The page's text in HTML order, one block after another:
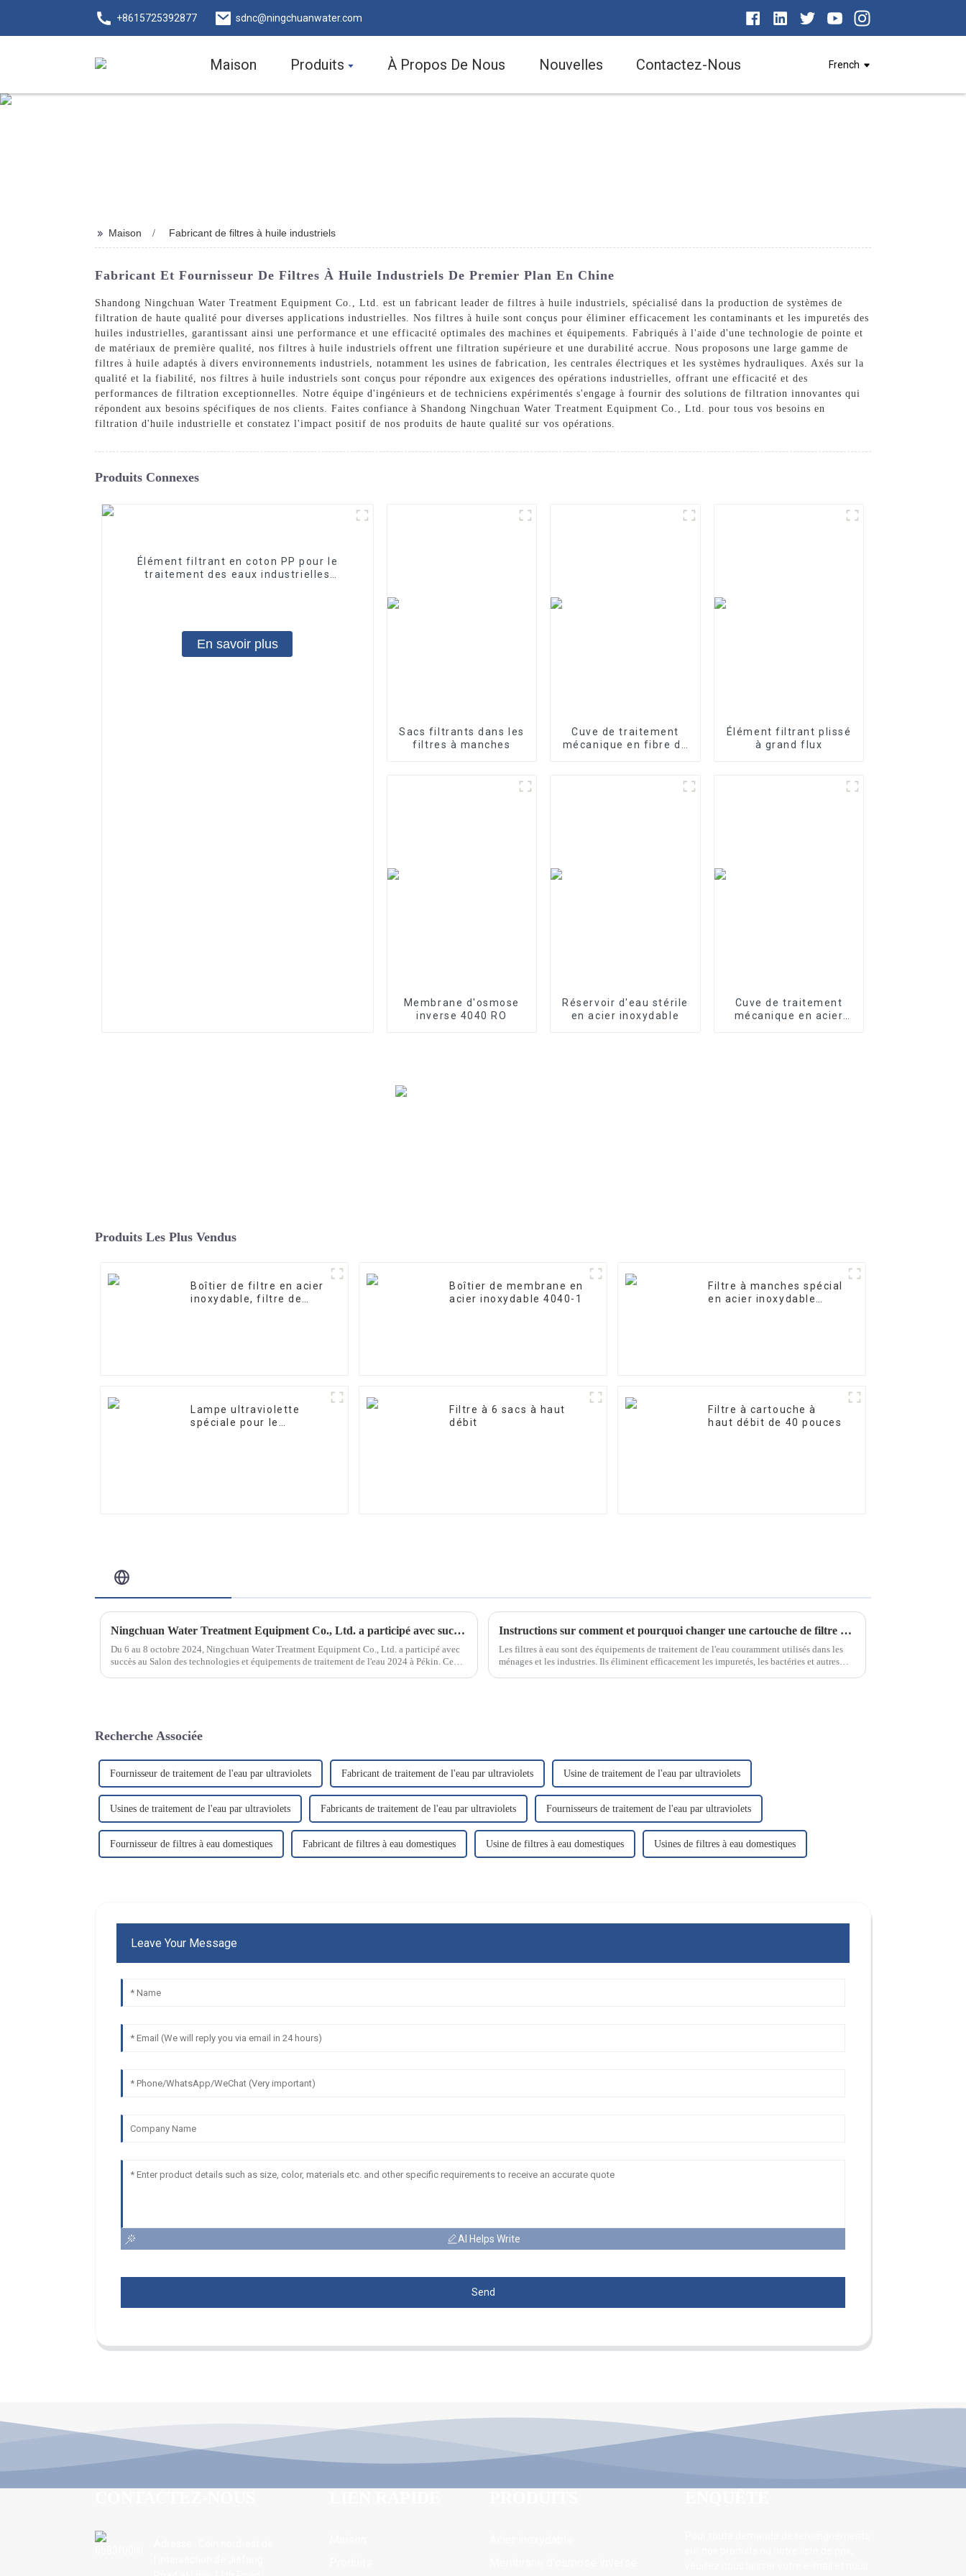
+8615725392877 sdnc@ningchuanwater.com
Maison Produits À Propos De Nous Nouvelles Contactez-Nous French
>> Maison Fabricant de filtres à huile industriels
Fabricant Et Fournisseur De Filtres À Huile Industriels De Premier Plan En Chine
Shandong Ningchuan Water Treatment Equipment Co., Ltd. est un fabricant leader de filtres à huile industriels, spécialisé dans la production de systèmes de
filtration de haute qualité pour diverses applications industrielles. Nos filtres à huile sont conçus pour éliminer efficacement les contaminants et les impuretés des
huiles industrielles, garantissant ainsi une performance et une efficacité optimales des machines et équipements. Fabriqués à l'aide d'une technologie de pointe et
de matériaux de première qualité, nos filtres à huile industriels offrent une filtration supérieure et une durabilité accrue. Nous proposons une large gamme de
filtres à huile adaptés à divers environnements industriels, notamment les usines de fabrication, les centrales électriques et les systèmes hydrauliques. Axés sur la
qualité et la fiabilité, nos filtres à huile industriels sont conçus pour répondre aux exigences des opérations industrielles, offrant une efficacité et des
performances de filtration exceptionnelles. Notre équipe d'ingénieurs et de techniciens expérimentés s'engage à fournir des solutions de filtration innovantes qui
répondent aux besoins spécifiques de nos clients. Faites confiance à Shandong Ningchuan Water Treatment Equipment Co., Ltd. pour tous vos besoins en
filtration d'huile industrielle et constatez l'impact positif de nos produits de haute qualité sur vos opérations.
Produits Connexes
Élément filtrant en coton PP pour le
traitement des eaux industrielles
En savoir plus
Sacs filtrants dans les
filtres à manches
Cuve de traitement
mécanique en fibre de
Élément filtrant plissé
à grand flux
Membrane d'osmose
inverse 4040 RO
Réservoir d'eau stérile
en acier inoxydable
Cuve de traitement
mécanique en acier
Produits Les Plus Vendus
Boîtier de filtre en acier
inoxydable, filtre de
Boîtier de membrane en
acier inoxydable 4040-1
Filtre à manches spécial
en acier inoxydable
Lampe ultraviolette
spéciale pour le
Filtre à 6 sacs à haut
débit
Filtre à cartouche à
haut débit de 40 pouces
Ningchuan Water Treatment Equipment Co., Ltd. a participé avec succès au salon des technologies et équipements de traitement de l'eau de Pékin 2024
Du 6 au 8 octobre 2024, Ningchuan Water Treatment Equipment Co., Ltd. a participé avec
succès au Salon des technologies et équipements de traitement de l'eau 2024 à Pékin. Ce
Instructions sur comment et pourquoi changer une cartouche de filtre à eau
Les filtres à eau sont des équipements de traitement de l'eau couramment utilisés dans les
ménages et les industries. Ils éliminent efficacement les impuretés, les bactéries et autres
Recherche Associée
Fournisseur de traitement de l'eau par ultraviolets Fabricant de traitement de l'eau par ultraviolets Usine de traitement de l'eau par ultraviolets
Usines de traitement de l'eau par ultraviolets Fabricants de traitement de l'eau par ultraviolets Fournisseurs de traitement de l'eau par ultraviolets
Fournisseur de filtres à eau domestiques Fabricant de filtres à eau domestiques Usine de filtres à eau domestiques Usines de filtres à eau domestiques
Leave Your Message
AI Helps Write
Send